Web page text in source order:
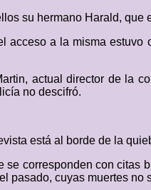
su hermano Harald, que
a la misma estuvo
actual director de la
no descifró.
está al borde de la
corresponden con citas
cuyas muertes